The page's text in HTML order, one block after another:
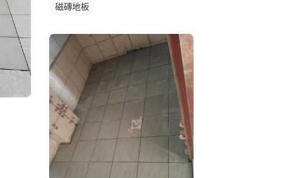
磁磚地板